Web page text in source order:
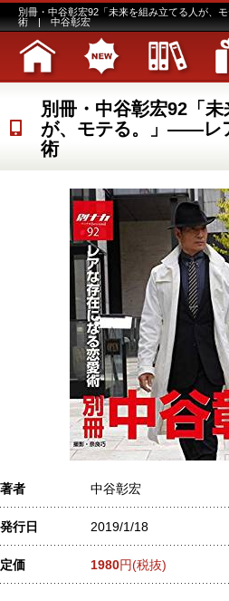
別冊・中谷彰宏92「未来を組み立てる人が、
術 | 中谷彰宏
別冊・中谷彰宏92「
が、モテる。」――レ
術
著者 中谷彰宏
発行日 2019/1/18
定価 1980円(税抜)